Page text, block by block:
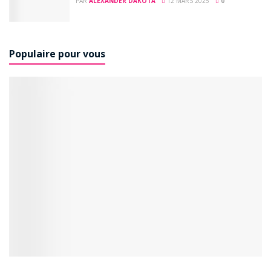
Populaire pour vous